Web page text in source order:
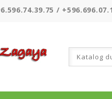
/